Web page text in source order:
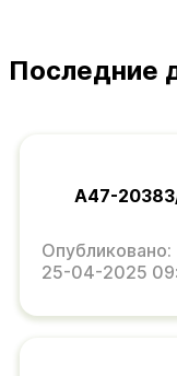
Последние
А47-
Опубликовано:
25-04-2025